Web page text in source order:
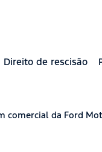
Direito de rescisão
da Ford